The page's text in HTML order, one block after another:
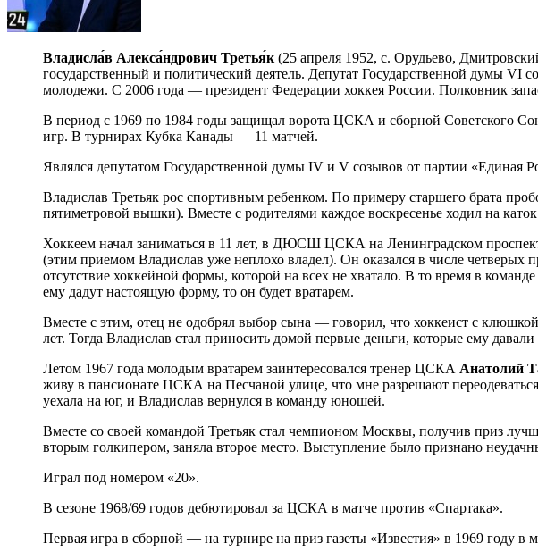
Владисла́в Алекса́ндрович Третья́к (25 апреля 1952, с. Орудьево,
государственный и политический деятель. Депутат Государственной думы VI
молодежи. С 2006 года — президент Федерации хоккея России. Полковник
В период с 1969 по 1984 годы защищал ворота ЦСКА и сборной Советского
игр. В турнирах Кубка Канады — 11 матчей.
Являлся депутатом Государственной думы IV и V созывов от партии «Единая
Владислав Третьяк рос спортивным ребенком. По примеру старшего брата
пятиметровой вышки). Вместе с родителями каждое воскресенье ходил на
Хоккеем начал заниматься в 11 лет, в ДЮСШ ЦСКА на Ленинградском
(этим приемом Владислав уже неплохо владел). Он оказался в числе
отсутствие хоккейной формы, которой на всех не хватало. В то время в
ему дадут настоящую форму, то он будет вратарем.
Вместе с этим, отец не одобрял выбор сына — говорил, что хоккеист с
лет. Тогда Владислав стал приносить домой первые деньги, которые ему давали
Летом 1967 года молодым вратарем заинтересовался тренер ЦСКА Анатолий
живу в пансионате ЦСКА на Песчаной улице, что мне разрешают
уехала на юг, и Владислав вернулся в команду юношей.
Вместе со своей командой Третьяк стал чемпионом Москвы, получив приз
вторым голкипером, заняла второе место. Выступление было признано
Играл под номером «20».
В сезоне 1968/69 годов дебютировал за ЦСКА в матче против «Спартака».
Первая игра в сборной — на турнире на приз газеты «Известия» в 1969 году в